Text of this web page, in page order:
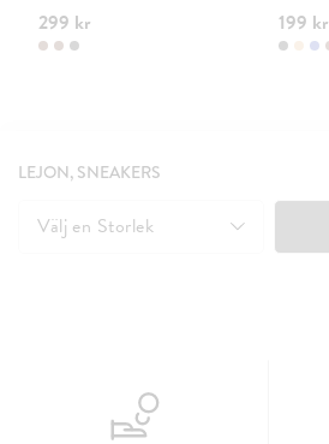
299 kr 199 kr
LEJON, SNEAKERS
Välj en Storlek